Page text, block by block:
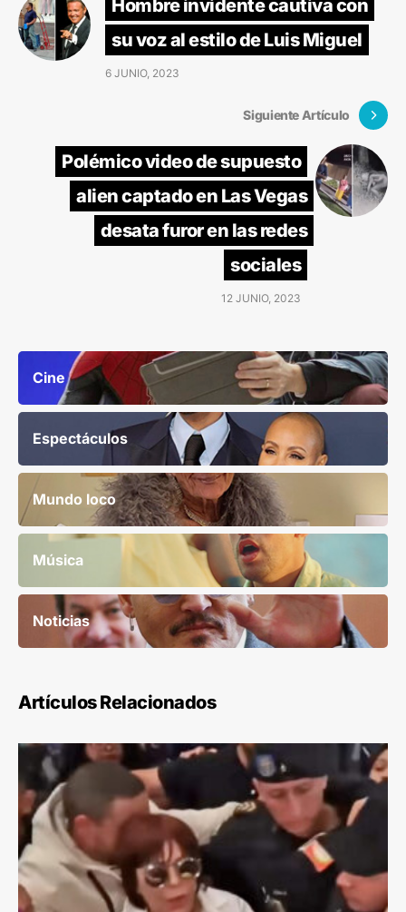
Hombre invidente cautiva con
su voz al estilo de Luis Miguel
6 JUNIO, 2023
Siguiente Artículo
Polémico video de supuesto
alien captado en Las Vegas
desata furor en las redes
sociales
12 JUNIO, 2023
Cine
Espectáculos
Mundo loco
Música
Noticias
Artículos Relacionados